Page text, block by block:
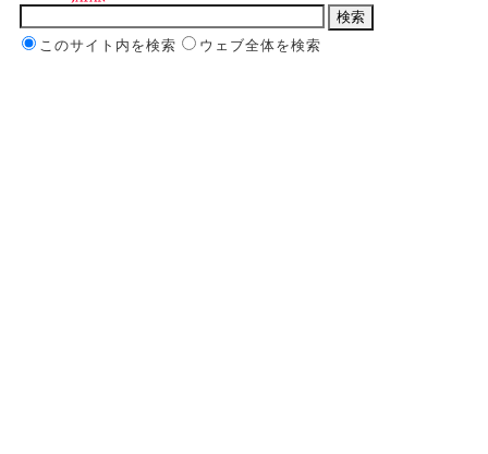
このサイト内を検索 ウェブ全体を検索